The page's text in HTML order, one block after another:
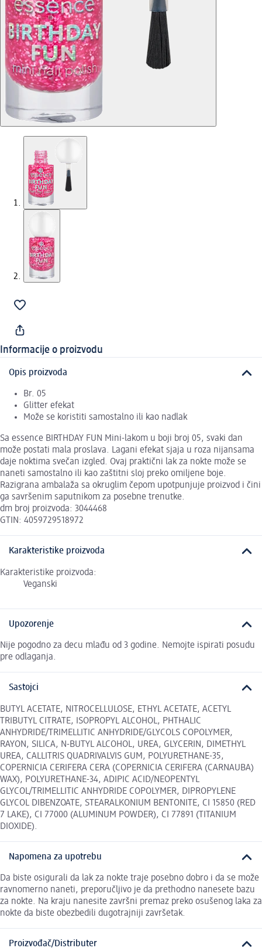
Informacije o proizvodu
Opis proizvoda
Br. 05
Glitter efekat
Može se koristiti samostalno ili kao nadlak
Sa essence BIRTHDAY FUN Mini-lakom u boji broj 05, svaki dan
može postati mala proslava. Lagani efekat sjaja u roza nijansama
daje noktima svečan izgled. Ovaj praktični lak za nokte može se
naneti samostalno ili kao zaštitni sloj preko omiljene boje.
Razigrana ambalaža sa okruglim čepom upotpunjuje proizvod i čini
ga savršenim saputnikom za posebne trenutke.
dm broj proizvoda: 3044468
GTIN: 4059729518972
Karakteristike proizvoda
Karakteristike proizvoda:
Veganski
Upozorenje
Nije pogodno za decu mlađu od 3 godine. Nemojte ispirati posudu
pre odlaganja.
Sastojci
BUTYL ACETATE, NITROCELLULOSE, ETHYL ACETATE, ACETYL
TRIBUTYL CITRATE, ISOPROPYL ALCOHOL, PHTHALIC
ANHYDRIDE/TRIMELLITIC ANHYDRIDE/GLYCOLS COPOLYMER,
RAYON, SILICA, N-BUTYL ALCOHOL, UREA, GLYCERIN, DIMETHYL
UREA, CALLITRIS QUADRIVALVIS GUM, POLYURETHANE-35,
COPERNICIA CERIFERA CERA (COPERNICIA CERIFERA (CARNAUBA)
WAX), POLYURETHANE-34, ADIPIC ACID/NEOPENTYL
GLYCOL/TRIMELLITIC ANHYDRIDE COPOLYMER, DIPROPYLENE
GLYCOL DIBENZOATE, STEARALKONIUM BENTONITE, CI 15850 (RED
7 LAKE), CI 77000 (ALUMINUM POWDER), CI 77891 (TITANIUM
DIOXIDE).
Napomena za upotrebu
Da biste osigurali da lak za nokte traje posebno dobro i da se može
ravnomerno naneti, preporučljivo je da prethodno nanesete bazu
za nokte. Na kraju nanesite završni premaz preko osušenog laka za
nokte da biste obezbedili dugotrajniji završetak.
Proizvođač/Distributer